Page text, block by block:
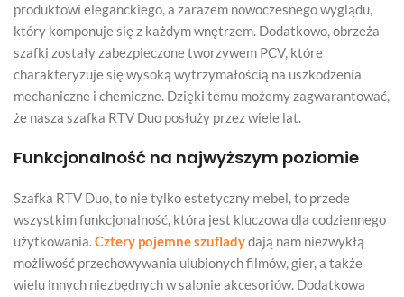
produktowi eleganckiego, a zarazem nowoczesnego wyglądu,
który komponuje się z każdym wnętrzem. Dodatkowo, obrzeża
szafki zostały zabezpieczone tworzywem PCV, które
charakteryzuje się wysoką wytrzymałością na uszkodzenia
mechaniczne i chemiczne. Dzięki temu możemy zagwarantować,
że nasza szafka RTV Duo posłuży przez wiele lat.
Funkcjonalność na najwyższym poziomie
Szafka RTV Duo, to nie tylko estetyczny mebel, to przede
wszystkim funkcjonalność, która jest kluczowa dla codziennego
użytkowania.Cztery pojemne szufladydają nam niezwykłą
możliwość przechowywania ulubionych filmów, gier, a także
wielu innych niezbędnych w salonie akcesoriów. Dodatkowa